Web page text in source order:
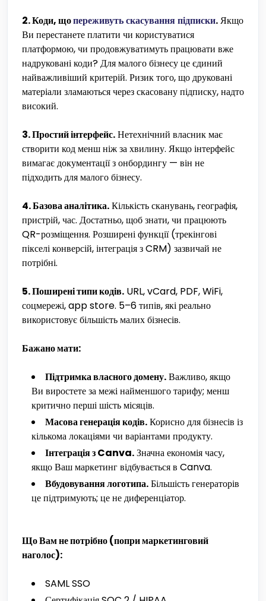
2. Коди, щопереживуть скасування підписки.Якщо
Ви перестанете платити чи користуватися
платформою, чи продовжуватимуть працювати вже
надруковані коди? Для малого бізнесу це єдиний
найважливіший критерій. Ризик того, що друковані
матеріали зламаються через скасовану підписку, надто
високий.
3. Простий інтерфейс.Нетехнічний власник має
створити код менш ніж за хвилину. Якщо інтерфейс
вимагає документації з онбордингу — він не
підходить для малого бізнесу.
4. Базова аналітика.Кількість сканувань, географія,
пристрій, час. Достатньо, щоб знати, чи працюють
QR-розміщення. Розширені функції (трекінгові
пікселі конверсій, інтеграція з CRM) зазвичай не
потрібні.
5. Поширені типи кодів. URL, vCard, PDF, WiFi,
соцмережі, app store. 5–6 типів, які реально
використовує більшість малих бізнесів.
Бажано мати:
Підтримка власного домену.Важливо, якщо
Ви виростете за межі найменшого тарифу; менш
критично перші шість місяців.
Масова генерація кодів.Корисно для бізнесів із
кількома локаціями чи варіантами продукту.
Інтеграція з Canva.Значна економія часу,
якщо Ваш маркетинг відбувається в Canva.
Вбудовування логотипа.Більшість генераторів
це підтримують; це не диференціатор.
Що Вам не потрібно (попри маркетинговий
наголос):
SAML SSO